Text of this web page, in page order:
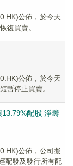
公佈，於今天
復買賣。
公佈，於今天
暫停止買賣。
配股 淨籌
公佈，公司擬
配發及發行所有配